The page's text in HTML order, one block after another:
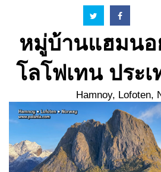
หมู่บ้านแฮมนอ
โลโฟเทน ประเ
Hamnoy, Lofoten,